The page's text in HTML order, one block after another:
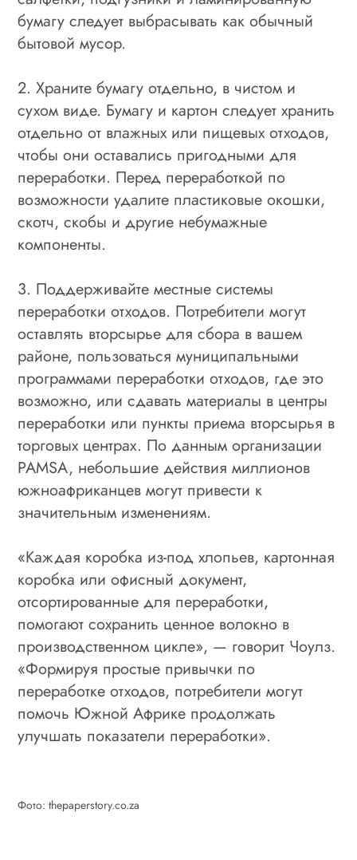
бумагу следует выбрасывать как обычный
бытовой мусор.
2. Храните бумагу отдельно, в чистом и
сухом виде. Бумагу и картон следует хранить
отдельно от влажных или пищевых отходов,
чтобы они оставались пригодными для
переработки. Перед переработкой по
возможности удалите пластиковые окошки,
скотч, скобы и другие небумажные
компоненты.
3. Поддерживайте местные системы
переработки отходов. Потребители могут
оставлять вторсырье для сбора в вашем
районе, пользоваться муниципальными
программами переработки отходов, где это
возможно, или сдавать материалы в центры
переработки или пункты приема вторсырья в
торговых центрах. По данным организации
PAMSA, небольшие действия миллионов
южноафриканцев могут привести к
значительным изменениям.
«Каждая коробка из-под хлопьев, картонная
коробка или офисный документ,
отсортированные для переработки,
помогают сохранить ценное волокно в
производственном цикле», — говорит Чоулз.
«Формируя простые привычки по
переработке отходов, потребители могут
помочь Южной Африке продолжать
улучшать показатели переработки».
Фото: thepaperstory.co.za